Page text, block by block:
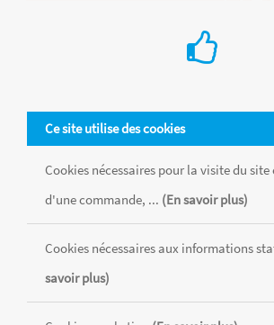
Ce site utilise des cookies
Cookies nécessaires pour la visite du
d'une commande, ... (En savoir plus)
Cookies nécessaires aux informations
savoir plus)
Tous les produits sont vendus dans la limite des
chaque magasin, toutes taxes comprises.